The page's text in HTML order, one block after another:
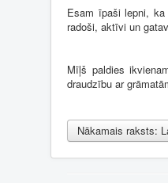
Esam īpaši lepni,
radoši, aktīvi un
Mīļš paldies
draudzību ar
Nākamais raksts: